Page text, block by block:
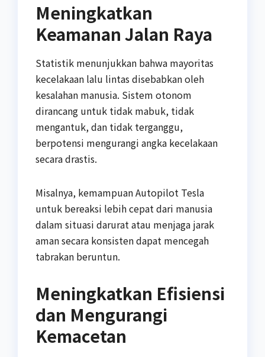
Meningkatkan
Keamanan Jalan Raya
Statistik menunjukkan bahwa mayoritas
kecelakaan lalu lintas disebabkan oleh
kesalahan manusia. Sistem otonom
dirancang untuk tidak mabuk, tidak
mengantuk, dan tidak terganggu,
berpotensi mengurangi angka kecelakaan
secara drastis.
Misalnya, kemampuan Autopilot Tesla
untuk bereaksi lebih cepat dari manusia
dalam situasi darurat atau menjaga jarak
aman secara konsisten dapat mencegah
tabrakan beruntun.
Meningkatkan Efisiensi
dan Mengurangi
Kemacetan